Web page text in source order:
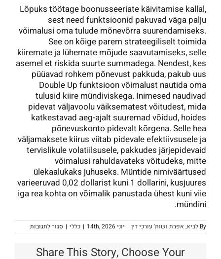
Lõpuks töötage boonusseeriate käivitamise kallal,
sest need funktsioonid pakuvad väga palju
võimalusi oma tulude mõnevõrra suurendamiseks.
See on kõige parem strateegiliselt toimida
kiiremate ja lühemate mõjude saavutamiseks, selle
asemel et riskida suurte summadega. Nendest, kes
püüavad rohkem põnevust pakkuda, pakub uus
Double Up funktsioon võimalust nautida oma
tulusid kiire mündiviskega. Inimesed naudivad
pidevat väljavoolu väiksematest võitudest, mida
katkestavad aeg-ajalt suuremad võidud, hoides
põnevuskonto pidevalt kõrgena. Selle hea
väljamaksete kiirus viitab pidevale efektiivsusele ja
tervislikule volatiilsusele, pakkudes järjepidevaid
võimalusi rahuldavateks võitudeks, mitte
ülekaalukaks juhuseks. Müntide nimiväärtused
varieeruvad 0,02 dollarist kuni 1 dollarini, kusjuures
iga rea ​​kohta on võimalik panustada ühest kuni viie
mündini.
By לביא, אפרת ושות' עורכי דין | יוני 14th, 2026 | כללי | סגור לתגובותעל
Safari
Share This Story, Choose Your